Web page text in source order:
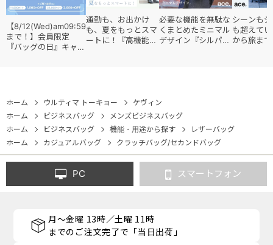
【8/12(Wed)am09:59
まで！】会員限定
『バッグの日』キャン
通勤も、お出かけ
も、夏をもっとスマ
ートに！『高機能レ
必要な機能を無駄な
くまとめたミニマル
デザイン『シルパッ
シーンも
も超えて
から旅ま
ホーム ウルティマ トーキョー
ケヴィン
ホーム
ビジネスバッグ
メンズビジネスバッグ
ホーム
ビジネスバッグ 機能・用途から探す
レザーバッグ
ホーム
カジュアルバッグ クラッチバッグ/セカンドバッグ
PC スマートフォン
月～金曜 13時／土曜 11時
までのご注文完了で「当日出荷」